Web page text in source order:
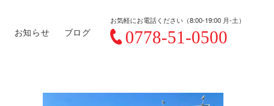
お知らせ ブログ
お気軽にお電話ください（8:00-19:00 月-土）